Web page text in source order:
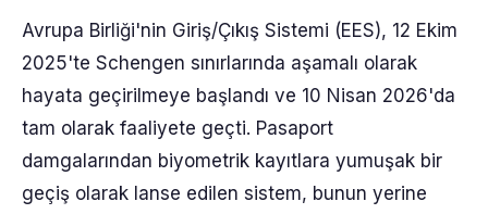
Avrupa Birliği'nin Giriş/Çıkış Sistemi (EES), 12 Ekim
2025'te Schengen sınırlarında aşamalı olarak
hayata geçirilmeye başlandı ve 10 Nisan 2026'da
tam olarak faaliyete geçti. Pasaport
damgalarından biyometrik kayıtlara yumuşak bir
geçiş olarak lanse edilen sistem, bunun yerine